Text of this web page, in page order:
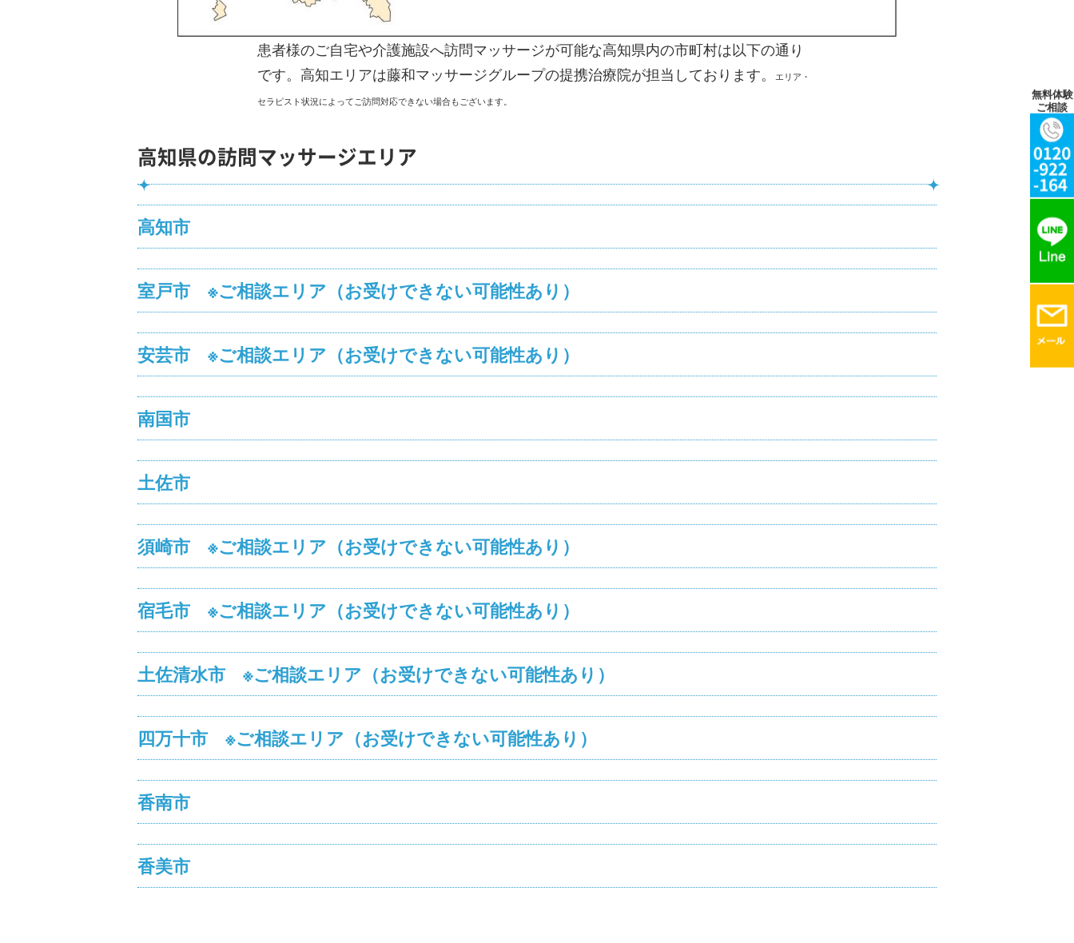
無料体験
ご相談
患者様のご自宅や介護施設へ訪問マッサージが可能な高知県内の市町村は以下の通り
です。高知エリアは藤和マッサージグループの提携治療院が担当しております。
エリア・
セラピスト状況によってご訪問対応できない場合もございます。
高知県の訪問マッサージエリア
高知市
室戸市 ※ご相談エリア（お受けできない可能性あり）
安芸市 ※ご相談エリア（お受けできない可能性あり）
南国市
土佐市
須崎市 ※ご相談エリア（お受けできない可能性あり）
宿毛市 ※ご相談エリア（お受けできない可能性あり）
土佐清水市 ※ご相談エリア（お受けできない可能性あり）
四万十市 ※ご相談エリア（お受けできない可能性あり）
香南市
香美市